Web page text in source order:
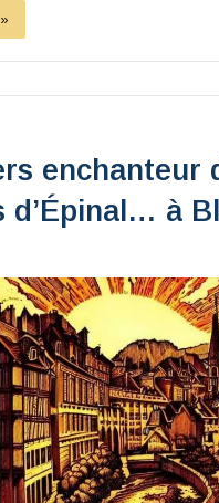
enchanteur
d’Épinal… à